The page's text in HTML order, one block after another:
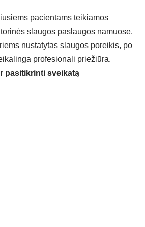
pacientams teikiamos
slaugos paslaugos namuose.
nustatytas slaugos poreikis, po
profesionali priežiūra.
pasitikrinti sveikatą